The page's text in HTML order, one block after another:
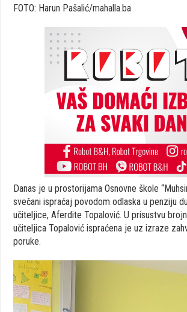
FOTO: Harun Pašalić/mahalla.ba
Danas je u prostorijama Osnovne škole
svečani ispraćaj povodom odlaska u penziju
učiteljice, Aferdite Topalović. U prisustvu
učiteljica Topalović ispraćena je uz izraze
poruke.